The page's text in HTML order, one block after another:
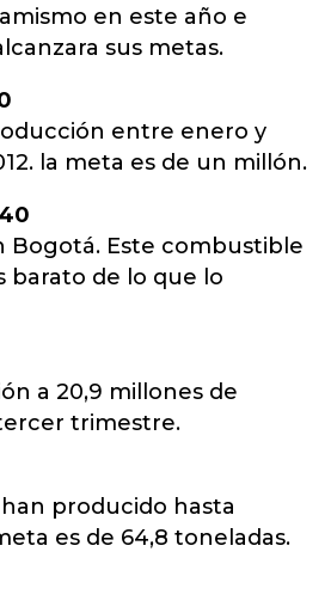
en este año e
sus metas.
entre enero y
la meta es de un millón.
Bogotá. Este combustible
barato de lo que lo
a 20,9 millones de
trimestre.
producido hasta
es de 64,8 toneladas.